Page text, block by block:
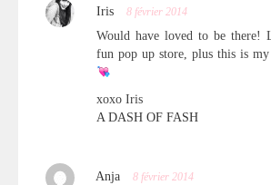
Iris 8 février 2014
Would have loved to be there!
fun pop up store, plus this is
xoxo Iris
A DASH OF FASH
Anja 8 février 2014